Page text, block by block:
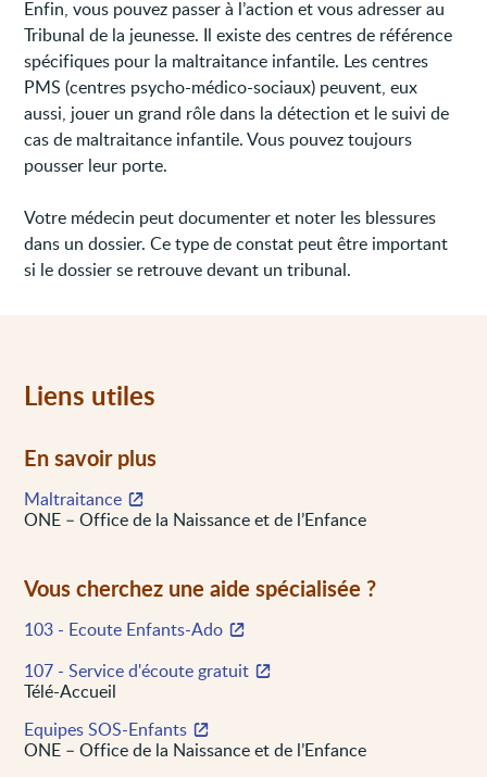
Enfin, vous pouvez passer à l’action et vous adresser au
Tribunal de la jeunesse. Il existe des centres de référence
spécifiques pour la maltraitance infantile. Les centres
PMS (centres psycho-médico-sociaux) peuvent, eux
aussi, jouer un grand rôle dans la détection et le suivi de
cas de maltraitance infantile. Vous pouvez toujours
pousser leur porte.
Votre médecin peut documenter et noter les blessures
dans un dossier. Ce type de constat peut être important
si le dossier se retrouve devant un tribunal.
Liens utiles
En savoir plus
Maltraitance
ONE – Office de la Naissance et de l’Enfance
Vous cherchez une aide spécialisée ?
103 - Ecoute Enfants-Ado
107 - Service d'écoute gratuit
Télé-Accueil
Equipes SOS-Enfants
ONE – Office de la Naissance et de l’Enfance